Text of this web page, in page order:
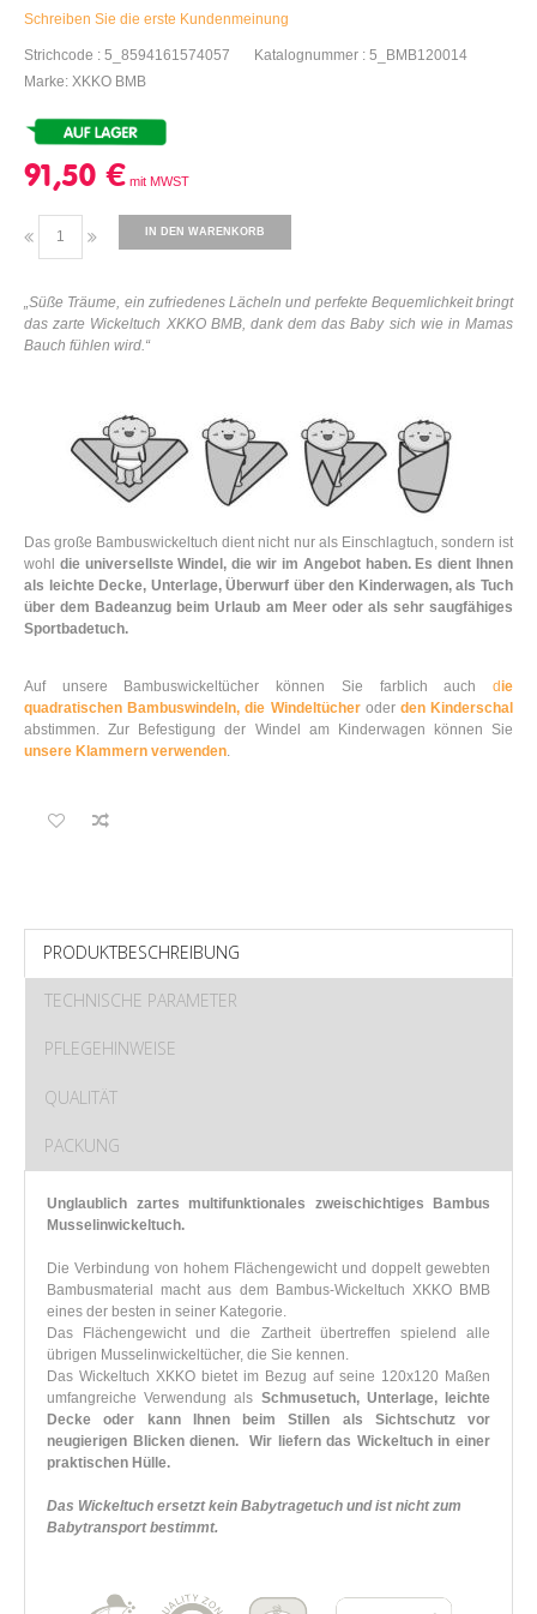
Schreiben Sie die erste Kundenmeinung
Strichcode : 5_8594161574057
Katalognummer : 5_BMB120014
Marke: XKKO BMB
91,50 €
IN DEN WARENKORB
„Süße Träume, ein zufriedenes Lächeln und perfekte Bequemlichkeit bringt
das zarte Wickeltuch XKKO BMB, dank dem das Baby sich wie in Mamas
Bauch fühlen wird.“
Das große Bambuswickeltuch dient nicht nur als Einschlagtuch, sondern ist
wohl die universellste Windel, die wir im Angebot haben. Es dient Ihnen
als leichte Decke, Unterlage, Überwurf über den Kinderwagen, als Tuch
über dem Badeanzug beim Urlaub am Meer oder als sehr saugfähiges
Sportbadetuch.
Auf unsere Bambuswickeltücher können Sie farblich auch die
quadratischen Bambuswindeln, die Windeltücheroder den Kinderschal
abstimmen. Zur Befestigung der Windel am Kinderwagen können Sie
unsere Klammern verwenden.
PRODUKTBESCHREIBUNG
TECHNISCHE PARAMETER
PFLEGEHINWEISE
QUALITÄT
PACKUNG
Unglaublich zartes multifunktionales zweischichtiges Bambus
Musselinwickeltuch.
Die Verbindung von hohem Flächengewicht und doppelt gewebten
Bambusmaterial macht aus dem Bambus-Wickeltuch XKKO BMB
eines der besten in seiner Kategorie.
Das Flächengewicht und die Zartheit übertreffen spielend alle
übrigen Musselinwickeltücher, die Sie kennen.
Das Wickeltuch XKKO bietet im Bezug auf seine 120x120 Maßen
umfangreiche Verwendung als Schmusetuch, Unterlage, leichte
Decke oder kann Ihnen beim Stillen als Sichtschutz vor
neugierigen Blicken dienen.Wir liefern das Wickeltuch in einer
praktischen Hülle.
Das Wickeltuch ersetzt kein Babytragetuch und ist nicht zum
Babytransport bestimmt.